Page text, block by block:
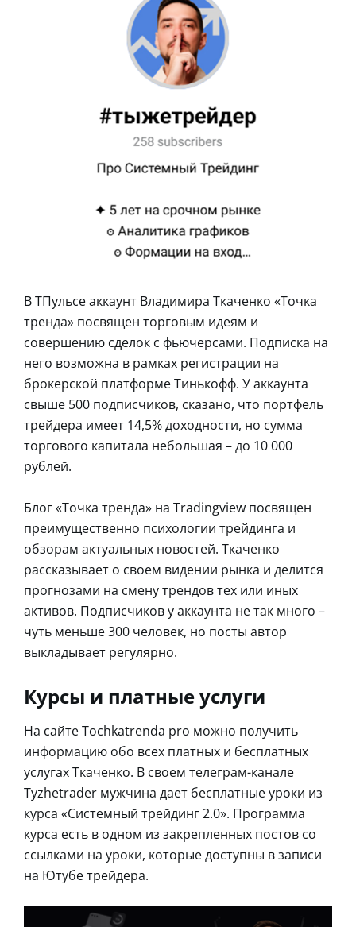
В ТПульсе аккаунт Владимира Ткаченко «Точка
тренда» посвящен торговым идеям и
совершению сделок с фьючерсами. Подписка на
него возможна в рамках регистрации на
брокерской платформе Тинькофф. У аккаунта
свыше 500 подписчиков, сказано, что портфель
трейдера имеет 14,5% доходности, но сумма
торгового капитала небольшая – до 10 000
рублей.
Блог «Точка тренда» на Tradingview посвящен
преимущественно психологии трейдинга и
обзорам актуальных новостей. Ткаченко
рассказывает о своем видении рынка и делится
прогнозами на смену трендов тех или иных
активов. Подписчиков у аккаунта не так много –
чуть меньше 300 человек, но посты автор
выкладывает регулярно.
Курсы и платные услуги
На сайте Tochkatrenda pro можно получить
информацию обо всех платных и бесплатных
услугах Ткаченко. В своем телеграм-канале
Tyzhetrader мужчина дает бесплатные уроки из
курса «Системный трейдинг 2.0». Программа
курса есть в одном из закрепленных постов со
ссылками на уроки, которые доступны в записи
на Ютубе трейдера.